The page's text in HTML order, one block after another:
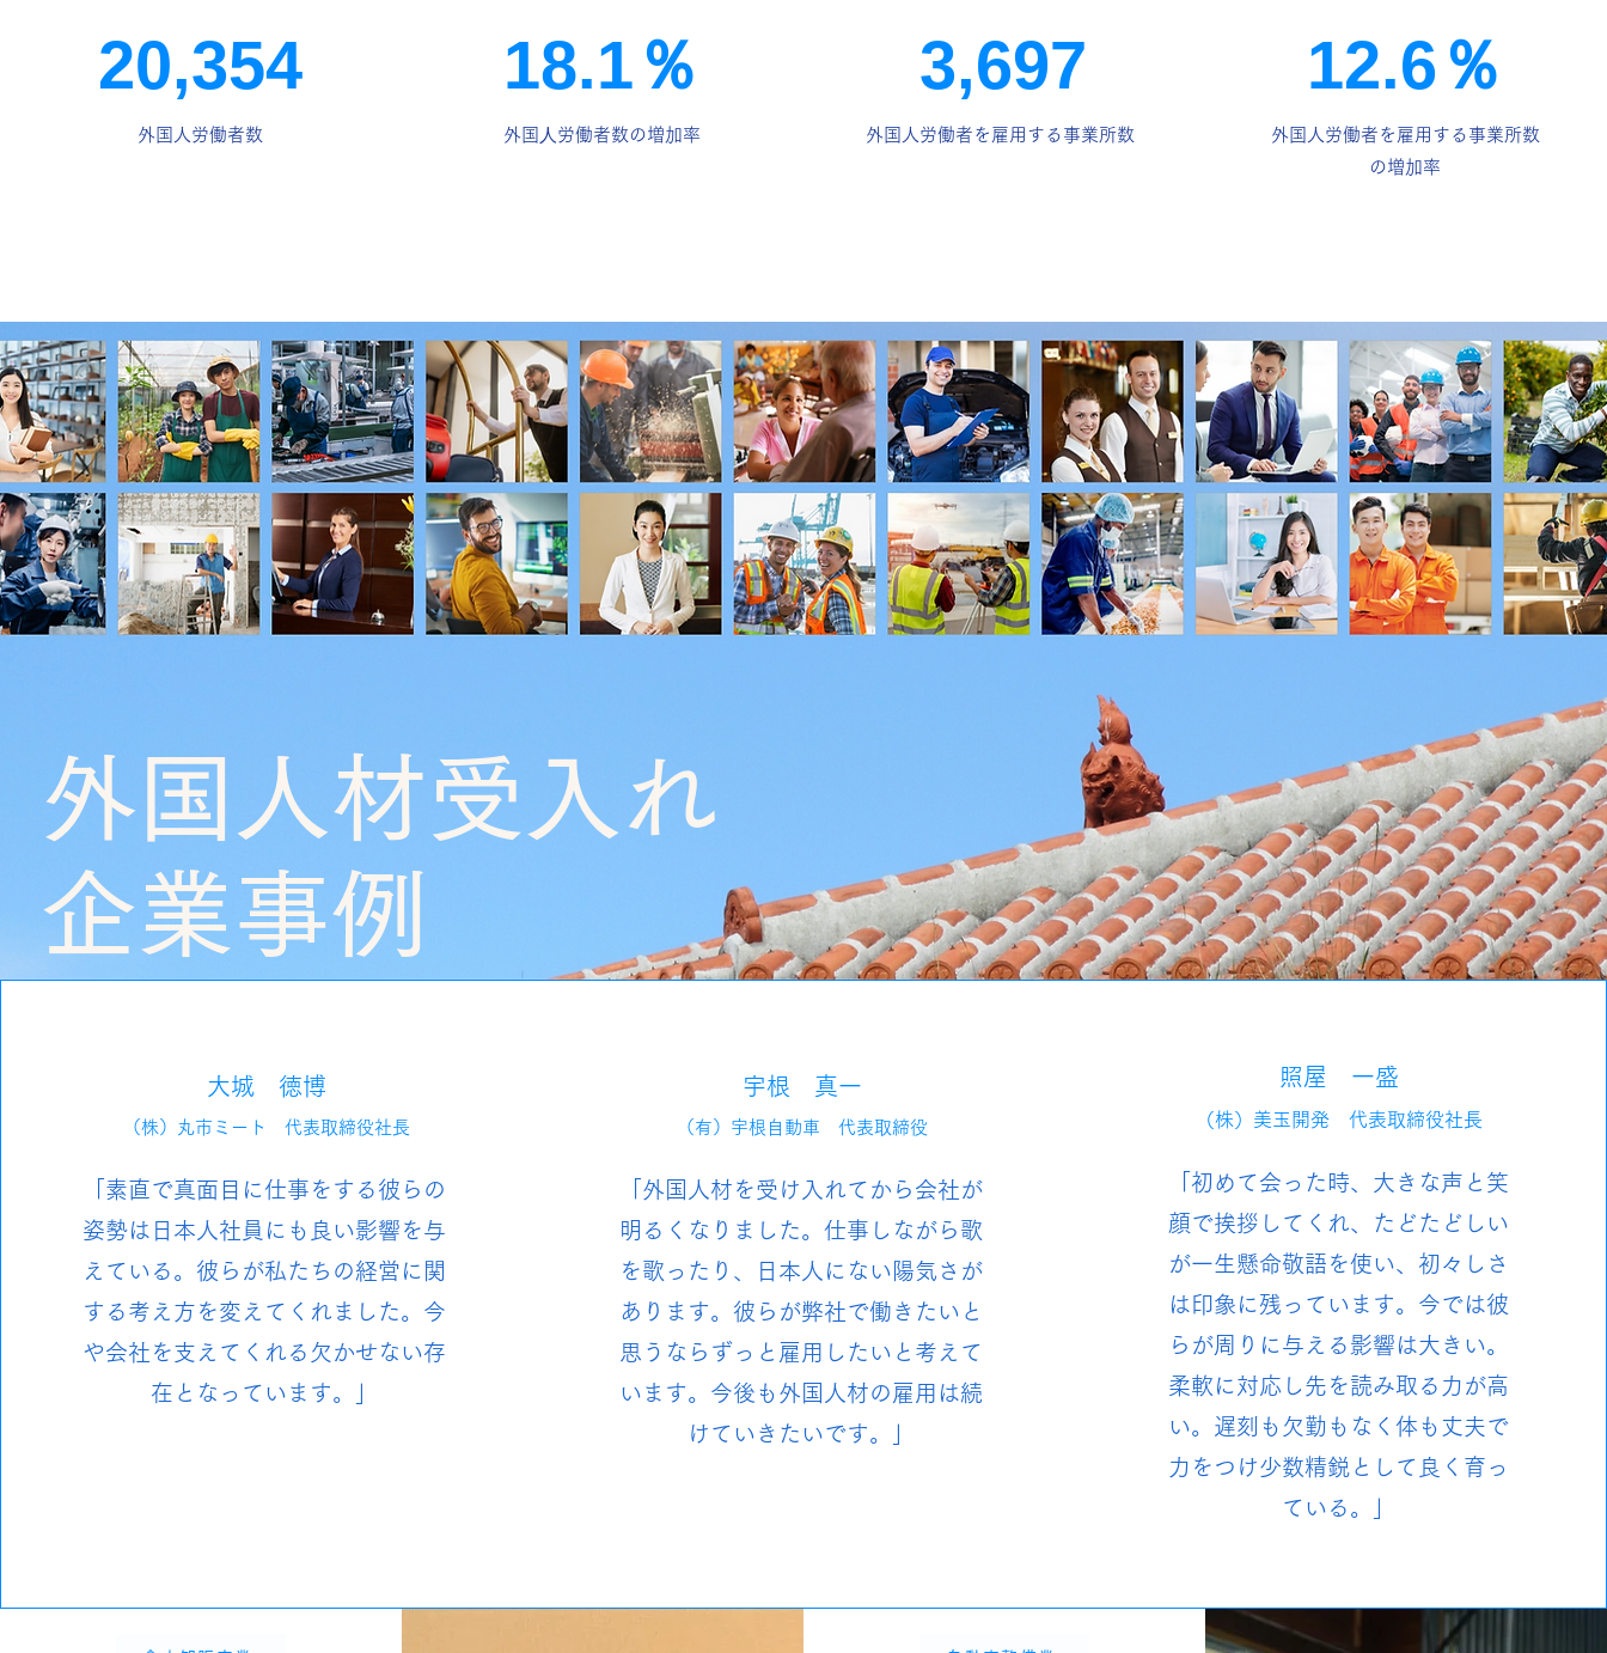
20,354
外国人労働者数
18.1％
外国⼈労働者数の増加率
3,697
外国人労働者を雇用する事業所数
12.6％
外国人労働者を雇用する事業所数
の増加率
外国人材受入れ
企業事例
大城 徳博
（株）丸市ミート 代表取締役社長
「素直で真面目に仕事をする彼らの
姿勢は日本人社員にも良い影響を与
えている。彼らが私たちの経営に関
する考え方を変えてくれました。今
や会社を支えてくれる欠かせない存
在となっています。」
宇根 真一
（有）宇根自動車 代表取締役
「外国人材を受け入れてから会社が
明るくなりました。仕事しながら歌
を歌ったり、日本人にない陽気さが
あります。彼らが弊社で働きたいと
思うならずっと雇用したいと考えて
います。今後も外国人材の雇用は続
けていきたいです。」
照屋 一盛
（株）美玉開発 代表取締役社長
「初めて会った時、大きな声と笑
顔で挨拶してくれ、たどたどしい
が一生懸命敬語を使い、初々しさ
は印象に残っています。今では彼
らが周りに与える影響は大きい。
柔軟に対応し先を読み取る力が高
い。遅刻も欠勤もなく体も丈夫で
力をつけ少数精鋭として良く育っ
ている。」